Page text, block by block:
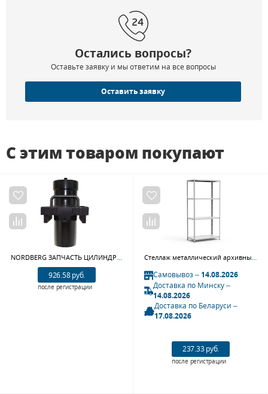
Остались вопросы?
Оставьте заявку и мы ответим на все вопросы
Оставить заявку
С этим товаром покупают
NORDBERG ЗАПЧАСТЬ ЦИЛИНДР гидравлический для N3550/N3550A
926.58 руб.
после регистрации
Стеллаж металлический архивный СТФ 1044-2.0
Самовывоз –14.08.2026
Доставка по Минску –
14.08.2026
Доставка по Беларуси –
17.08.2026
237.33 руб.
после регистрации